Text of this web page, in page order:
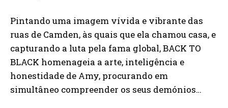
Pintando uma imagem vívida e vibrante das
ruas de Camden, às quais que ela chamou casa, e
capturando a luta pela fama global, BACK TO
BLACK homenageia a arte, inteligência e
honestidade de Amy, procurando em
simultâneo compreender os seus demónios…